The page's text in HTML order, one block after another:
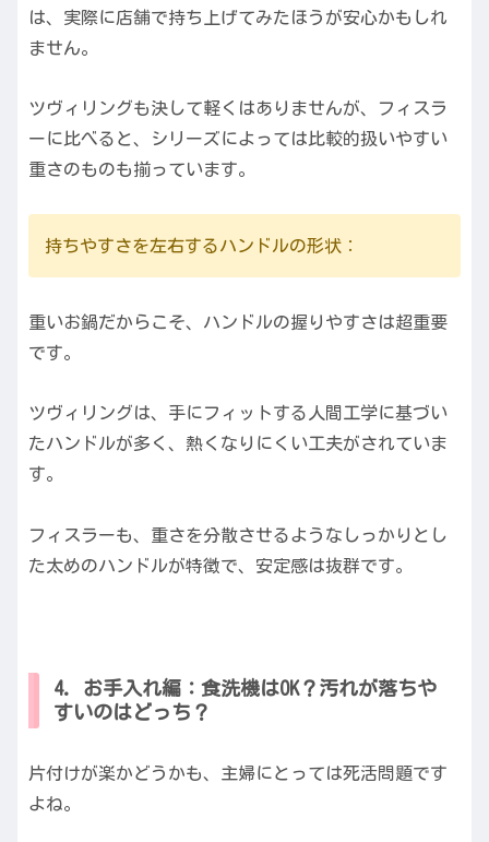
は、実際に店舗で持ち上げてみたほうが安心かもしれ
ません。
ツヴィリングも決して軽くはありませんが、フィスラ
ーに比べると、シリーズによっては比較的扱いやすい
重さのものも揃っています。
持ちやすさを左右するハンドルの形状：
重いお鍋だからこそ、ハンドルの握りやすさは超重要
です。
ツヴィリングは、手にフィットする人間工学に基づい
たハンドルが多く、熱くなりにくい工夫がされていま
す。
フィスラーも、重さを分散させるようなしっかりとし
た太めのハンドルが特徴で、安定感は抜群です。
4. お手入れ編：食洗機はOK？汚れが落ちや
すいのはどっち？
片付けが楽かどうかも、主婦にとっては死活問題です
よね。